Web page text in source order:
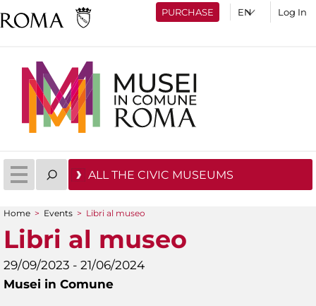
PURCHASE Log In
ALL THE CIVIC MUSEUMS
You are here
Home > Events > Libri al museo
Libri al museo
29/09/2023 - 21/06/2024
Musei in Comune